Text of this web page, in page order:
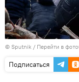
© Sputnik / Перейти в
Подписаться